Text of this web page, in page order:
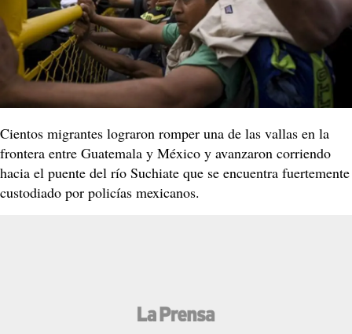
Cientos migrantes lograron romper una de las vallas en la
frontera entre Guatemala y México y avanzaron corriendo
hacia el puente del río Suchiate que se encuentra fuertemente
custodiado por policías mexicanos.